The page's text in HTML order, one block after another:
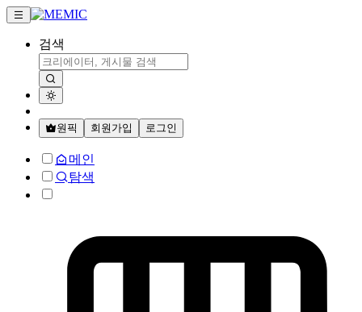
검색
원픽 회원가입 로그인
메인
탐색